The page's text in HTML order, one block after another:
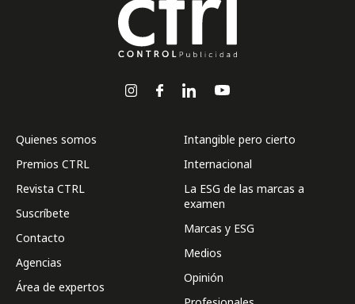
Quienes somos
Premios CTRL
Revista CTRL
Suscríbete
Contacto
Agencias
Área de expertos
Intangible pero cierto
Internacional
La ESG de las marcas a
examen
Marcas y ESG
Medios
Opinión